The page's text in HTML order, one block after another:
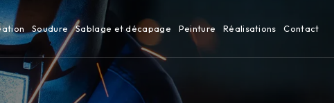
Soudure Sablage et décapage Peinture Réalisations Contact